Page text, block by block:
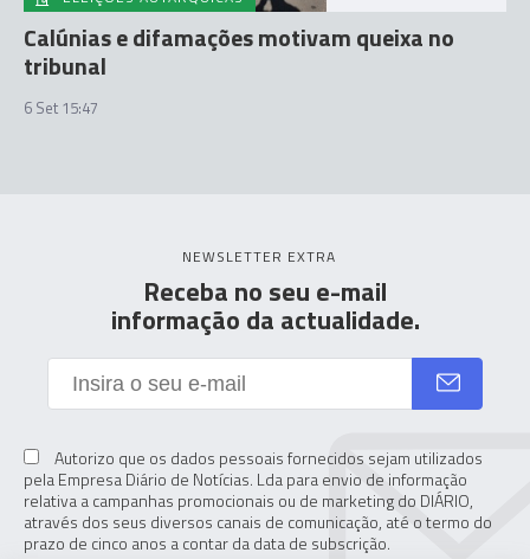
Calúnias e difamações motivam queixa no
tribunal
6 Set 15:47
NEWSLETTER EXTRA
Receba no seu e-mail
informação da actualidade.
Autorizo que os dados pessoais fornecidos sejam utilizados
pela Empresa Diário de Notícias. Lda para envio de informação
relativa a campanhas promocionais ou de marketing do DIÁRIO,
através dos seus diversos canais de comunicação, até o termo do
prazo de cinco anos a contar da data de subscrição.